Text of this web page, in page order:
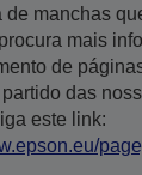
de manchas
mais
de
das
este link: